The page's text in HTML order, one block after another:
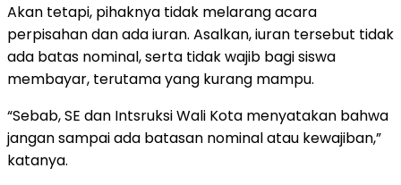
Akan tetapi, pihaknya tidak melarang acara
perpisahan dan ada iuran. Asalkan, iuran tersebut tidak
ada batas nominal, serta tidak wajib bagi siswa
membayar, terutama yang kurang mampu.
“Sebab, SE dan Intsruksi Wali Kota menyatakan bahwa
jangan sampai ada batasan nominal atau kewajiban,”
katanya.